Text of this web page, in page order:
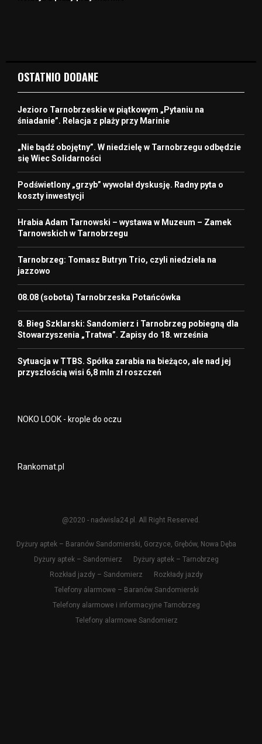
OSTATNIO DODANE
Jezioro Tarnobrzeskie w piątkowym „Pytaniu na
śniadanie”. Relacja z plaży przy Marinie
„Nie bądź obojętny”. W niedzielę w Tarnobrzegu odbędzie
się Wiec Solidarności
Podświetlony „grzyb” wywołał dyskusję. Radny pyta o
koszty inwestycji
Hrabia Adam Tarnowski – wystawa w Muzeum – Zamek
Tarnowskich w Tarnobrzegu
Tarnobrzeg: Tomasz Butryn Trio, czyli niedziela na
jazzowo
08.08 (sobota) Tarnobrzeska Potańcówka
8. Bieg Szklarski: Sandomierz i Tarnobrzeg pobiegną dla
Stowarzyszenia „Tratwa”. Zapisy do 18. września
Sytuacja w TTBS. Spółka zarabia na bieżąco, ale nad jej
przyszłością wisi 6,8 mln zł roszczeń
NOKO LOOK - krople do oczu
Rankomat.pl
@2020 - nadwisla24.pl. All Right Reserved.
Dyżury aptek – Baranów Sandomierski, Gorzyce, Grębów, Nowa Dęba
Dyżury aptek – Sandomierz
Dyżury aptek – Tarnobrzeg
Rozkład jazdy – Sandomierz
Rozkłady jazdy
Telefony alarmowe – Baranów Sandomierski
Telefony alarmowe i informacyjne Tarnobrzeg
Telefony alarmowe Sandomierz